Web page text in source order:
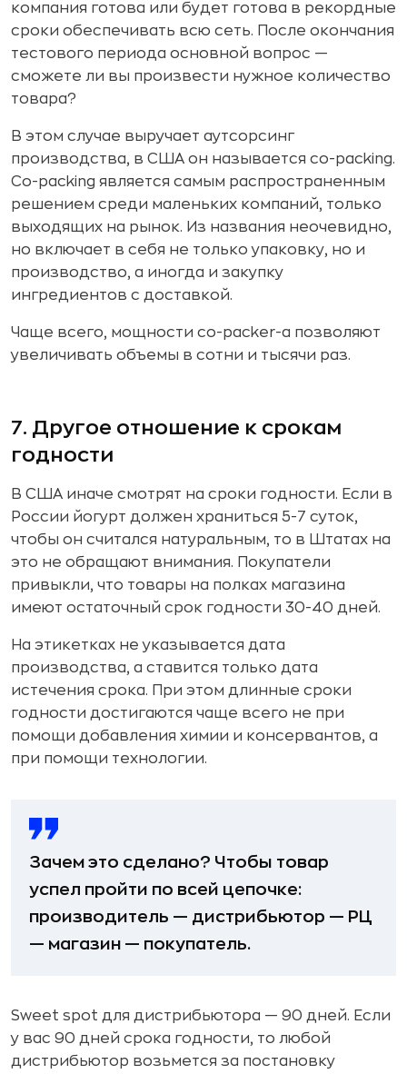
компания готова или будет готова в рекордные
сроки обеспечивать всю сеть. После окончания
тестового периода основной вопрос —
сможете ли вы произвести нужное количество
товара?
В этом случае выручает аутсорсинг
производства, в США он называется co-packing.
Co-packing является самым распространенным
решением среди маленьких компаний, только
выходящих на рынок. Из названия неочевидно,
но включает в себя не только упаковку, но и
производство, а иногда и закупку
ингредиентов с доставкой.
Чаще всего, мощности co-packer-а позволяют
увеличивать объемы в сотни и тысячи раз.
7. Другое отношение к срокам
годности
В США иначе смотрят на сроки годности. Если в
России йогурт должен храниться 5-7 суток,
чтобы он считался натуральным, то в Штатах на
это не обращают внимания. Покупатели
привыкли, что товары на полках магазина
имеют остаточный срок годности 30-40 дней.
На этикетках не указывается дата
производства, а ставится только дата
истечения срока. При этом длинные сроки
годности достигаются чаще всего не при
помощи добавления химии и консервантов, а
при помощи технологии.
Зачем это сделано? Чтобы товар
успел пройти по всей цепочке:
производитель — дистрибьютор — РЦ
— магазин — покупатель.
Sweet spot для дистрибьютора — 90 дней. Если
у вас 90 дней срока годности, то любой
дистрибьютор возьмется за постановку